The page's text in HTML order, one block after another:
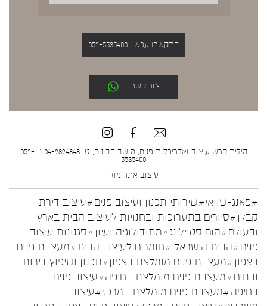
התקשרו עכשיו 052-5535400
צור קשר
הילית קרש עיצוב ואדריכלות פנים, מושב הבונים, ט: 04-9894848 נ: 052-
5535400
עיצוב אתר מוזי
#פאנג-שוואי#שירותי תכנון ועיצוב פנים#עיצוב דירת
קבלן #סיורים בתערוכות ובחנויות לעיצוב הבית בארץ
ובעולם#הום סטיילינג#מתודולוגיה ועיון #סגנונות עיצוב
פנים#הבית הישראלי#חומרים לעיצוב הבית#מעצבת פנים
בצפון #מעצבת פנים מומלצת בצפון#תכנון ושיפוץ דירות
ובתים#מעצבת פנים מומלצת בחיפה#עיצוב פנים
בחיפה#מעצבת פנים מומלצת במרכז#עיצוב